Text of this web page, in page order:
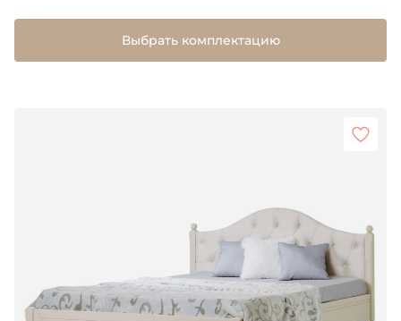
Выбрать комплектацию